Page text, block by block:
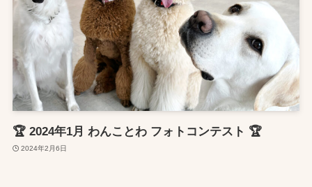
🏆 2024年1月 わんことわ フォトコンテスト 🏆
2024年2月6日